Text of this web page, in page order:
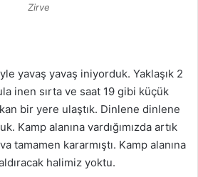
Zirve
yavaş yavaş iniyorduk. Yaklaşık 2
inen sırta ve saat 19 gibi küçük
bir yere ulaştık. Dinlene dinlene
Kamp alanına vardığımızda artık
tamamen kararmıştı. Kamp alanına
halimiz yoktu.